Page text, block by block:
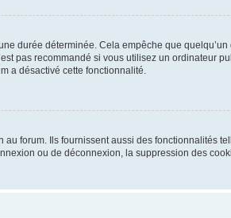
durée déterminée. Cela empêche que quelqu’un
pas recommandé si vous utilisez un ordinateur
a désactivé cette fonctionnalité.
forum. Ils fournissent aussi des fonctionnalités
ou de déconnexion, la suppression des